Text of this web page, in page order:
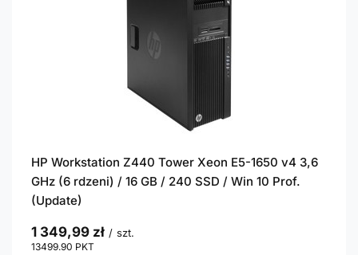
HP Workstation Z440 Tower Xeon E5-1650 v4 3,6
GHz (6 rdzeni) / 16 GB / 240 SSD / Win 10 Prof.
(Update)
1 349,99 zł / szt.
13499.90 PKT